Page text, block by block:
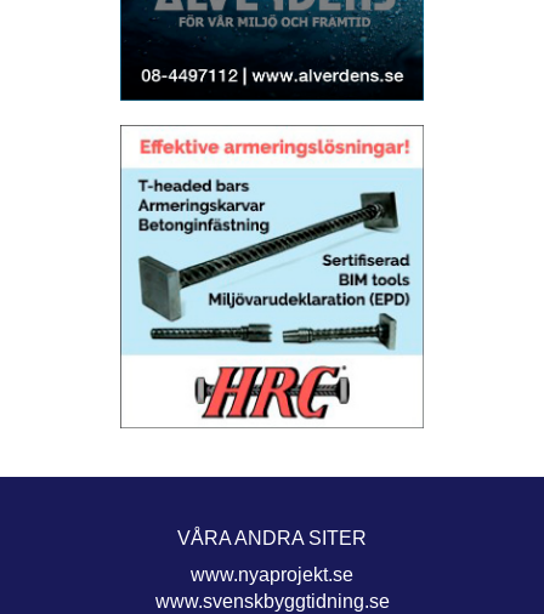
VÅRA ANDRA SITER
www.nyaprojekt.se
www.svenskbyggtidning.se